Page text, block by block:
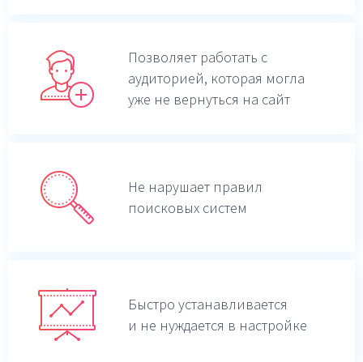
Позволяет работать с
аудиторией, которая могла
уже не вернуться на сайт
Не нарушает правил
поисковых систем
Быстро устанавливается
и не нуждается в настройке